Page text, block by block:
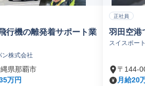
行機の離発着サポート業
ン株式会社
県那覇市
万円
正社員
羽田空港
スイスポー
〒144-
月給20